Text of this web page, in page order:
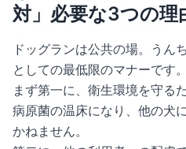
対」必要な3つの理
ドッグランは公共の場。うん
としての最低限のマナーです。
まず第一に、衛生環境を守る
病原菌の温床になり、他の犬
かねません。